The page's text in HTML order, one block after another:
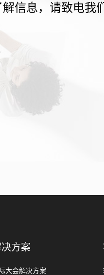
信息，请致电我
方案
大会解决方案